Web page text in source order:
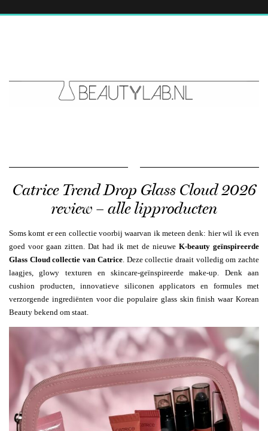
Catrice Trend Drop Glass Cloud 2026
review – alle lipproducten
Soms komt er een collectie voorbij waarvan ik meteen denk: hier wil ik even
goed voor gaan zitten. Dat had ik met de nieuwe K-beauty geïnspireerde
Glass Cloud collectie van Catrice. Deze collectie draait volledig om zachte
laagjes, glowy texturen en skincare-geïnspireerde make-up. Denk aan
cushion producten, innovatieve siliconen applicators en formules met
verzorgende ingrediënten voor die populaire glass skin finish waar Korean
Beauty bekend om staat.